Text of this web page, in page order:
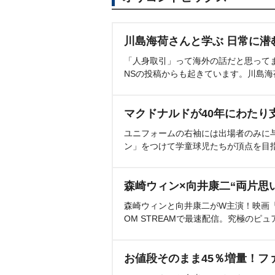
川島海荷さんと学ぶ 日常に
「人身取引」って海外の話だと思っ
NSの投稿からも起きています。川島
マクドナルドが40年にわたり
ユニフォームの右袖には出場者のみ
ン」をつけて学童球児たちが頂点を目
森崎ウィン×向井康二“両片思
森崎ウィンと向井康二がW主演！映画
OM STREAMで最速配信。究極のピュ
お値段そのまま45％増量！フ